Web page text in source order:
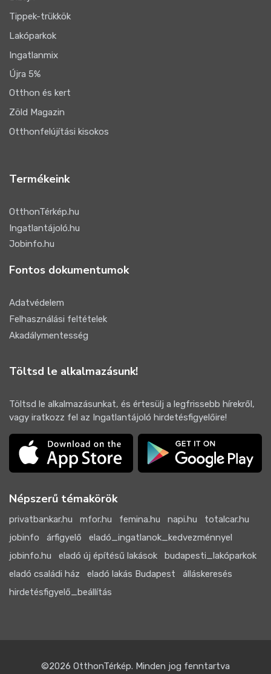
Tippek-trükkök
Lakóparkok
Ingatlanmix
Újra 5%
Otthon és kert
Zöld Magazin
Otthonfelújítási kisokos
Termékeink
OtthonTérkép.hu
Ingatlantájoló.hu
Jobinfo.hu
Fontos dokumentumok
Adatvédelem
Felhasználási feltételek
Akadálymentesség
Töltsd le alkalmazásunk!
Töltsd le alkalmazásunkat, és értesülj a legfrissebb hírekről,
vagy iratkozz fel az Ingatlantájoló hirdetésfigyelőire!
Népszerű témakörök
privatbankar.hu mfor.hu femina.hu napi.hu
totalcar.hu
jobinfo
árfigyelő
eladó_ingatlanok_kedvezménnyel
jobinfo.hu
eladó új építésű lakások
budapesti_lakóparkok
eladó családi ház
eladó lakás Budapest
álláskeresés
hirdetésfigyelő_beállítás
©2026 OtthonTérkép. Minden jog fenntartva